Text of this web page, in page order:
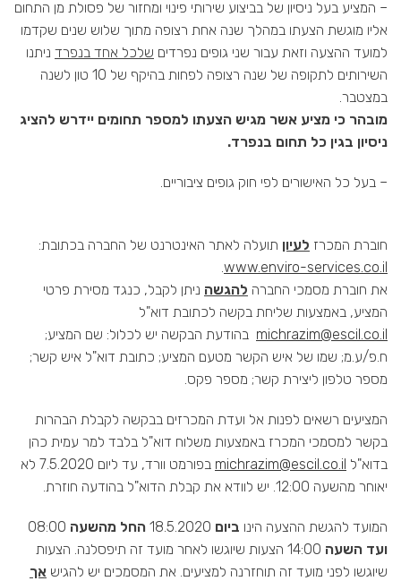
– המציע בעל ניסיון של בביצוע שירותי פינוי ומחזור של פסולת מן התחום
אליו מוגשת הצעתו במהלך שנה אחת רצופה מתוך שלוש שנים שקדמו
למועד ההצעה וזאת עבור שני גופים נפרדים שלכל אחד בנפרד ניתנו
השירותים לתקופה של שנה רצופה לפחות בהיקף של 10 טון לשנה
במצטבר.
מובהר כי מציע אשר מגיש הצעתו למספר תחומים יידרש להציג
ניסיון בגין כל תחום בנפרד.
– בעל כל האישורים לפי חוק גופים ציבוריים.
חוברת המכרז לעיון תועלה לאתר האינטרנט של החברה בכתובת:
www.enviro-services.co.il
.
את חוברת מסמכי החברה להגשה ניתן לקבל, כנגד מסירת פרטי
המציע, באמצעות שליחת בקשה לכתובת דוא"ל
michrazim@escil.co.il בהודעת הבקשה יש לכלול: שם המציע;
ח.פ/ע.מ; שמו של איש הקשר מטעם המציע; כתובת דוא"ל איש קשר;
מספר טלפון ליצירת קשר; מספר פקס.
המציעים רשאים לפנות אל ועדת המכרזים בבקשה לקבלת הבהרות
בקשר למסמכי המכרז באמצעות משלוח דוא"ל בלבד למר עמית כהן
בדוא"ל michrazim@escil.co.il
בפורמט וורד, עד ליום 7.5.2020 לא
יאוחר מהשעה 12:00. יש לוודא את קבלת הדוא"ל בהודעה חוזרת.
המועד להגשת ההצעה הינו ביום 18.5.2020 החל מהשעה
ועד השעה
14:00 הצעות שיוגשו לאחר מועד זה תיפסלנה. הצעות
שיוגשו לפני מועד זה תוחזרנה למציעים. את המסמכים יש להגיש אך